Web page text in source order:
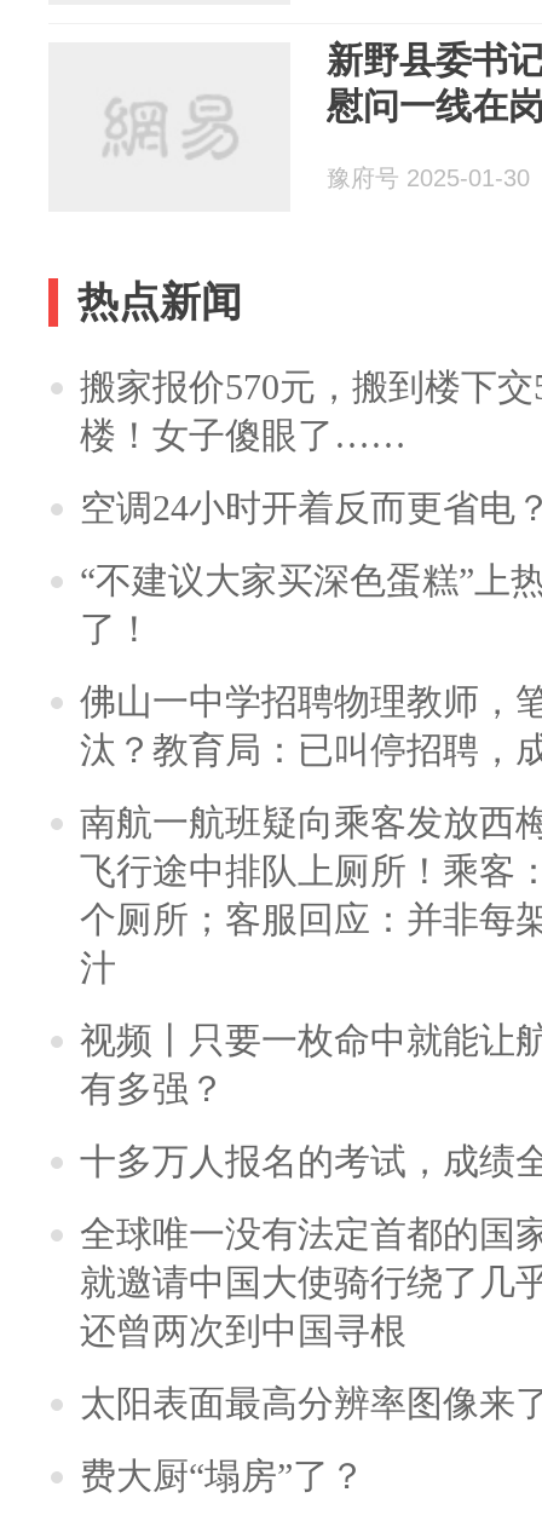
新野县委书
慰问一线在
豫府号 2025-01-30
热点新闻
搬家报价570元，搬到楼下
楼！女子傻眼了……
空调24小时开着反而更省电
“不建议大家买深色蛋糕”上
了！
佛山一中学招聘物理教师，
汰？教育局：已叫停招聘，
南航一航班疑向乘客发放西
飞行途中排队上厕所！乘客
个厕所；客服回应：并非每
汁
视频丨只要一枚命中就能让
有多强？
十多万人报名的考试，成绩
全球唯一没有法定首都的国
就邀请中国大使骑行绕了几
还曾两次到中国寻根
太阳表面最高分辨率图像来
费大厨“塌房”了？